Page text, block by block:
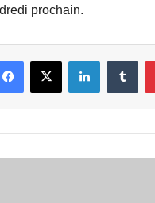
prochain.
Facebook
X Linkedin